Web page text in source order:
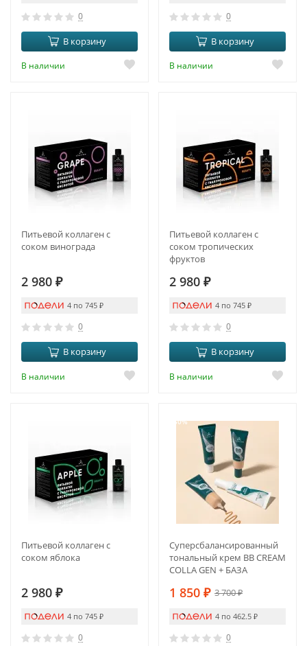
0
В корзину
В наличии
0
В корзину
В наличии
Питьевой коллаген с
соком винограда
2 980 ₽
4 по 745 ₽
0
В корзину
В наличии
Питьевой коллаген с
соком тропических
фруктов
2 980 ₽
4 по 745 ₽
0
В корзину
В наличии
Питьевой коллаген с
соком яблока
2 980 ₽
4 по 745 ₽
0
-50%
Суперсбалансированный
тональный крем BB CREAM
COLLA GEN + БАЗА
1 850 ₽ 3 700₽
4 по 462.5 ₽
0